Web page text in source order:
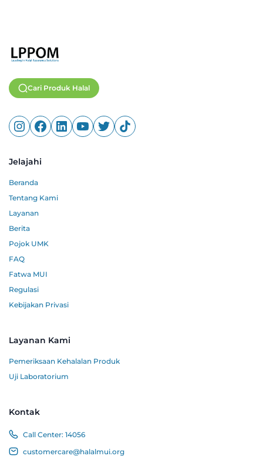
Cari Produk Halal
Jelajahi
Beranda
Tentang Kami
Layanan
Berita
Pojok UMK
FAQ
Fatwa MUI
Regulasi
Kebijakan Privasi
Layanan Kami
Pemeriksaan Kehalalan Produk
Uji Laboratorium
Kontak
Call Center: 14056
customercare@halalmui.org